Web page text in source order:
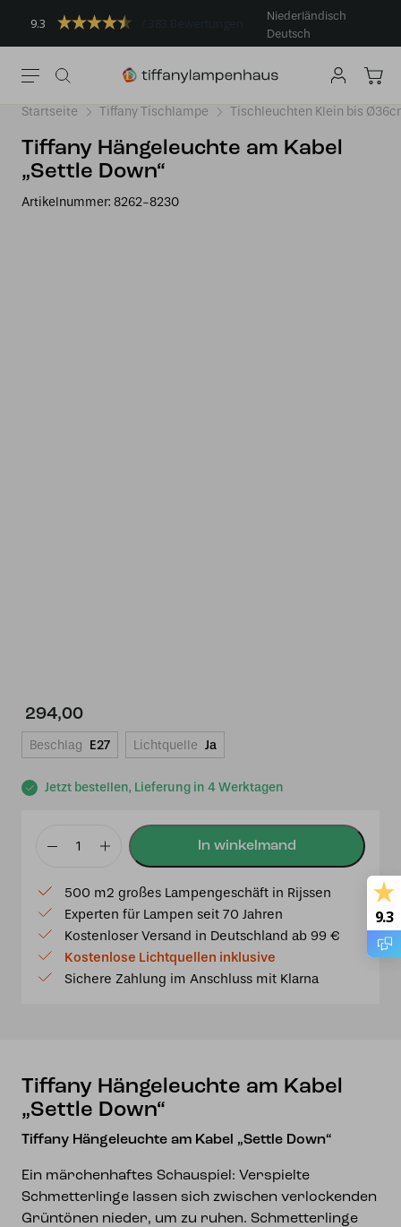
9.3
Niederländisch
Deutsch
Startseite Tiffany Tischlampe Tischleuchten Klein bis
Tiffany Hängeleuchte am Kabel
„Settle Down“
Artikelnummer: 8262-8230
Jetzt bestellen, Lieferung in 4 Werktagen
294,00
Beschlag E27 Lichtquelle Ja
Tiffany
am
Kabel
„Settle
Down“
Menge
500 m2 großes Lampengeschäft in Rijssen
Experten für Lampen seit 70 Jahren
Kostenloser Versand in Deutschland ab 99 €
Kostenlose Lichtquellen inklusive
Sichere Zahlung im Anschluss mit Klarna
Tiffany Hängeleuchte am Kabel
„Settle Down“
Tiffany Hängeleuchte am Kabel „Settle Down“
Ein märchenhaftes Schauspiel: Verspielte
Schmetterlinge lassen sich zwischen verlockenden
Grüntönen nieder, um zu ruhen. Schmetterlinge
9.3